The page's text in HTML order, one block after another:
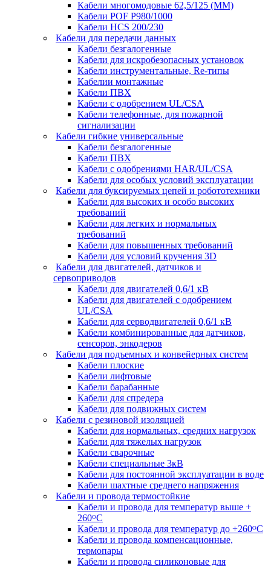
Кабели многомодовые 62,5/125 (ММ)
Кабели POF P980/1000
Кабели HCS 200/230
Кабели для передачи данных
Кабели безгалогенные
Кабели для искробезопасных установок
Кабели инструментальные, Re-типы
Кабелии монтажные
Кабели ПВХ
Кабели с одобрением UL/CSA
Кабели телефонные, для пожарной
сигнализации
Кабели гибкие универсальные
Кабели безгалогенные
Кабели ПВХ
Кабели с одобрениями HAR/UL/CSA
Кабели для особых условий эксплуатации
Кабели для буксируемых цепей и робототехники
Кабели для высоких и особо высоких
требований
Кабели для легких и нормальных
требований
Кабели для повышенных требований
Кабели для условий кручения 3D
Кабели для двигателей, датчиков и
сервоприводов
Кабели для двигателей 0,6/1 кВ
Кабели для двигателей с одобрением
UL/CSA
Кабели для серводвигателей 0,6/1 кВ
Кабели комбинированные для датчиков,
cенсоров, энкодеров
Кабели для подъемных и конвейерных систем
Кабели плоские
Кабели лифтовые
Кабели барабанные
Кабели для спредера
Кабели для подвижных систем
Кабели с резиновой изоляцией
Кабели для нормальных, средних нагрузок
Кабели для тяжелых нагрузок
Кабели сварочные
Кабели специальные 3кВ
Кабели для постоянной эксплуатации в воде
Кабели шахтные среднего напряжения
Кабели и провода термостойкие
Кабели и провода для температур выше +
260ᴼС
Кабели и провода для температур до +260ᴼС
Кабели и провода компенсационные,
термопары
Кабели и провода силиконовые для